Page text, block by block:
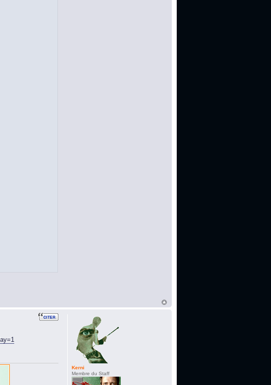
Kerni
Membre du Staff